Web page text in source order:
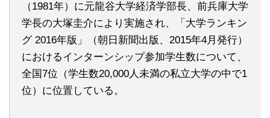
（1981年）に元龍谷大学経済学部長、前兵庫大学
学長の大塚圭介により実施され、「大学ランキン
グ 2016年版」（朝日新聞出版、2015年4月発行）
におけるインターンシップ参加学生数について、
全国7位（学生数20,000人未満の私立大学の中で1
位）に位置している。